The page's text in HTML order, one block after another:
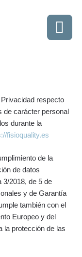
respecto
de carácter personal
durante la
fisioquality.es
de la
de datos
3/2018, de 5 de
y de Garantía
también con el
Europeo y del
la protección de las